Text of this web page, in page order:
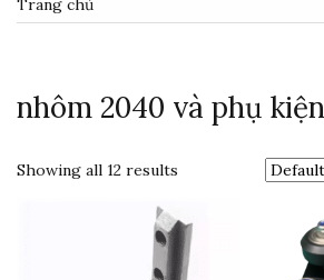
nhôm 2040 và phụ kiện
Showing all 12 results